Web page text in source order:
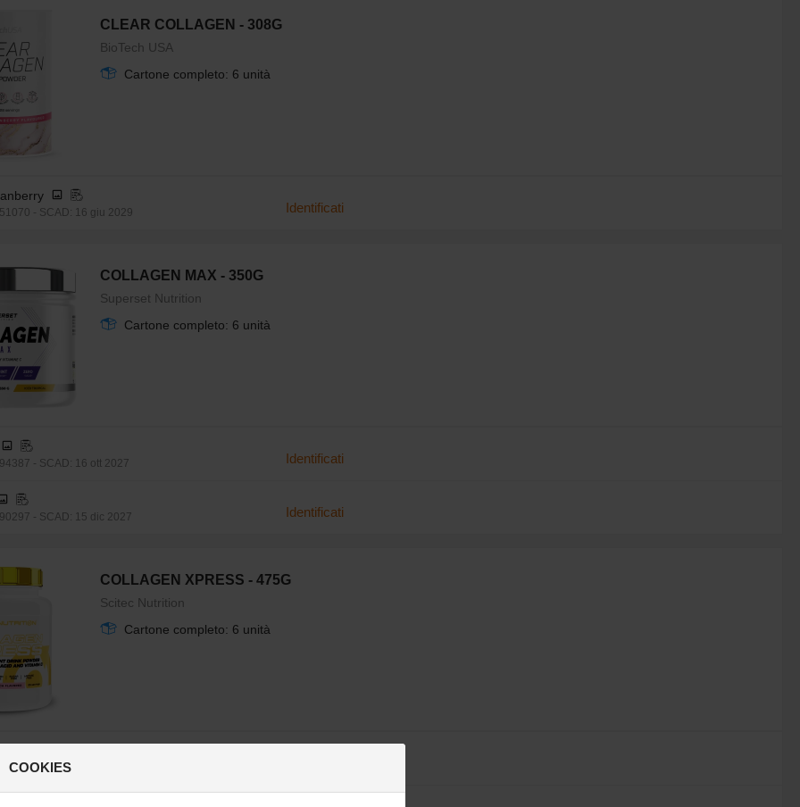
CLEAR COLLAGEN - 308G
BioTech USA
Cartone completo: 6 unità
- SCAD: 16 giu 2029 Identificati
COLLAGEN MAX - 350G
Superset Nutrition
Cartone completo: 6 unità
- SCAD: 16 ott 2027 Identificati
- SCAD: 15 dic 2027 Identificati
COLLAGEN XPRESS - 475G
Scitec Nutrition
Cartone completo: 6 unità
- SCAD: 17 mar 2028
COOKIES